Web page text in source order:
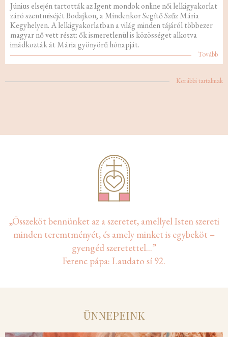
Június elsején tartották az Igent mondok online női lelkigyakorlat
záró szentmiséjét Bodajkon, a Mindenkor Segítő Szűz Mária
Kegyhelyen. A lelkigyakorlatban a világ minden tájáról többezer
magyar nő vett részt: ők ismeretlenül is közösséget alkotva
imádkozták át Mária gyönyörű hónapját.
Tovább
Korábbi tartalmak
„Összeköt bennünket az a szeretet, amellyel Isten szereti
minden teremtményét, és amely minket is egybeköt –
gyengéd szeretettel...”
Ferenc pápa: Laudato sí 92.
ÜNNEPEINK